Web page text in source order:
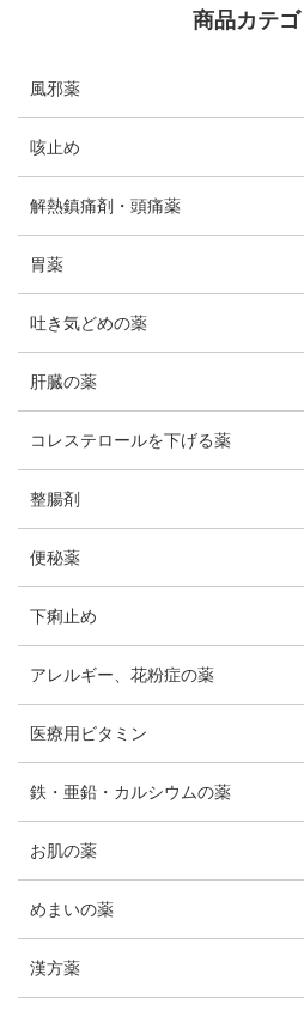
商品カテ
風邪薬
咳止め
解熱鎮痛剤・頭痛薬
胃薬
吐き気どめの薬
肝臓の薬
コレステロールを下げる薬
整腸剤
便秘薬
下痢止め
アレルギー、花粉症の薬
医療用ビタミン
鉄・亜鉛・カルシウムの薬
お肌の薬
めまいの薬
漢方薬